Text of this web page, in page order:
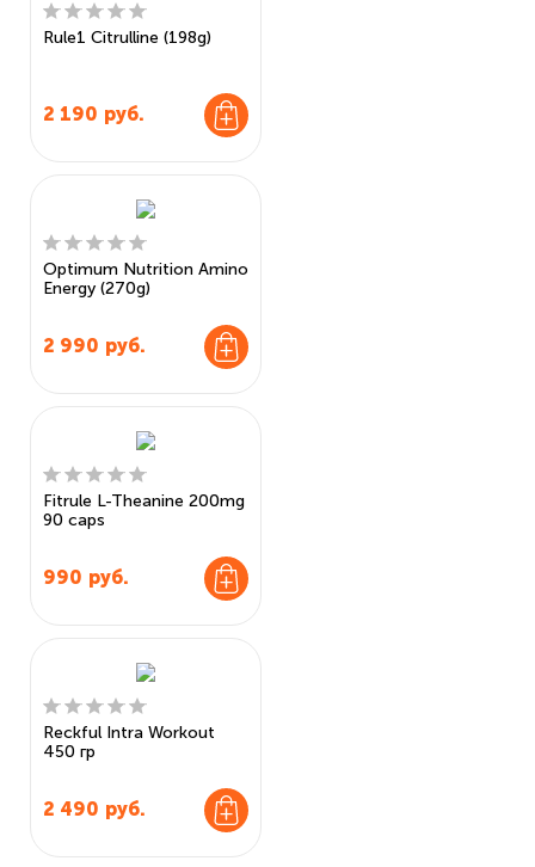
Rule1 Citrulline (198g)
2 190 руб.
Optimum Nutrition Amino
Energy (270g)
2 990 руб.
Fitrule L-Theanine 200mg
90 caps
990 руб.
Reckful Intra Workout
450 гр
2 490 руб.